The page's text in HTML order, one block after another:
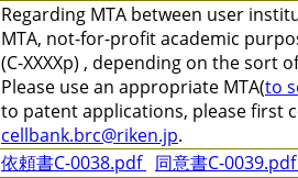
Regarding MTA between user
MTA, not-for-profit academic
(C-XXXXp) , depending on the sort
Please use an appropriate MTA(to
to patent applications, please first
cellbank.brc@riken.jp.
依頼書C-0038.pdf 同意書C-0039.pdf